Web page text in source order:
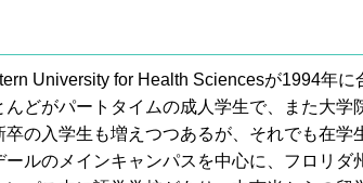
University for Health Sciencesが1994年
どがパートタイムの成人学生で、また大
の入学生も増えつつあるが、それでも在
ルのメインキャンパスを中心に、フロリダ